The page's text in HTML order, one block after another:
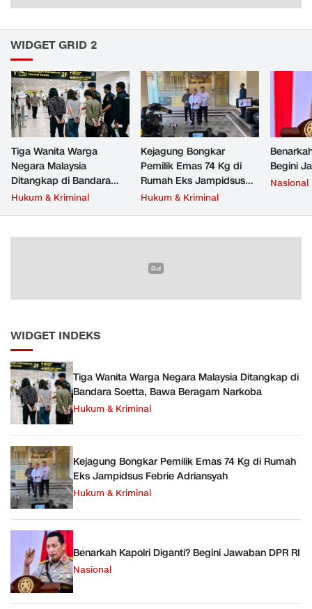
WIDGET GRID 2
Tiga Wanita Warga
Negara Malaysia
Ditangkap di Bandara
Soetta, Bawa Beragam
Hukum & Kriminal
Kejagung Bongkar
Pemilik Emas 74 Kg di
Rumah Eks Jampidsus
Febrie Adriansyah
Hukum & Kriminal
Begini
Nasional
WIDGET INDEKS
Tiga Wanita Warga Negara Malaysia Ditangkap di
Bandara Soetta, Bawa Beragam Narkoba
Hukum & Kriminal
Kejagung Bongkar Pemilik Emas 74 Kg di Rumah
Eks Jampidsus Febrie Adriansyah
Hukum & Kriminal
Benarkah Kapolri Diganti? Begini Jawaban DPR RI
Nasional